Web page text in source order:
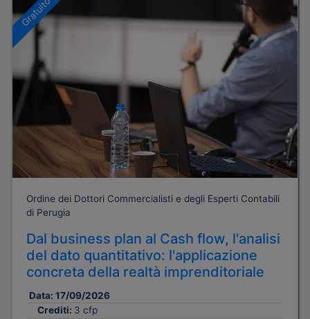
Gratuito
Ordine dei Dottori Commercialisti e degli Esperti Contabili
di Perugia
Dal business plan al Cash flow, l'analisi
del dato quantitativo: l'applicazione
concreta della realtà imprenditoriale
Data: 17/09/2026
Crediti: 3 cfp